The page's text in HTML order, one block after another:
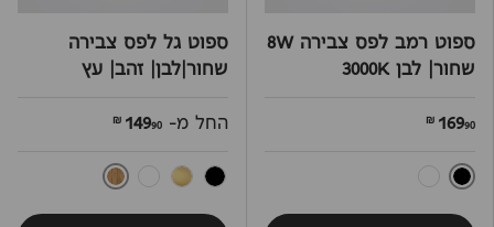
ספוט רמב לפס צבירה 8W
שחור| לבן 3000K
16990 ₪
ספוט גל לפס צבירה
שחור|לבן| זהב| עץ
החל מ- 14990 ₪